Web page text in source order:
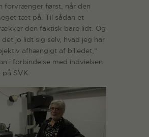
forvrænger først, når den
tæt på. Til sådan et
den faktisk bare lidt. Og
det jo lidt sig selv, hvad jeg har
afhængigt af billedet,”
i forbindelse med indvielsen
SVK.